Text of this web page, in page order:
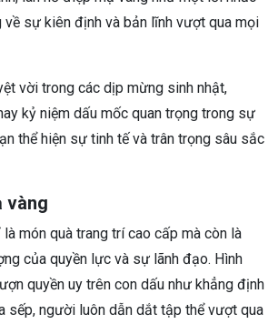
về sự kiên định và bản lĩnh vượt qua mọi
vời trong các dịp mừng sinh nhật,
kỷ niệm dấu mốc quan trọng trong sự
thể hiện sự tinh tế và trân trọng sâu sắc
vàng
là món quà trang trí cao cấp mà còn là
của quyền lực và sự lãnh đạo. Hình
quyền uy trên con dấu như khẳng định
sếp, người luôn dẫn dắt tập thể vượt qua